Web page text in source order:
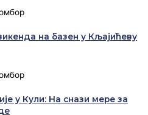
на базен у Кљајићеву
у Кули: На снази мере за